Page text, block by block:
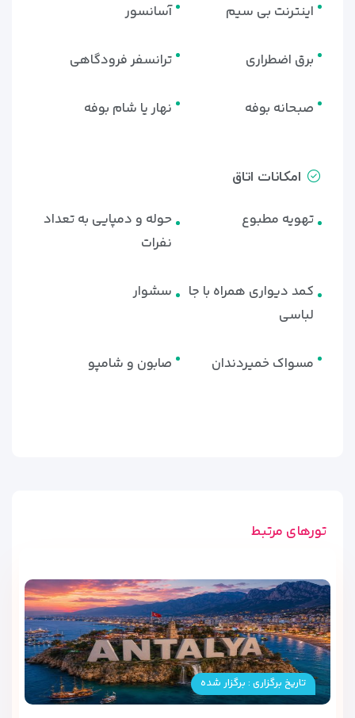
اینترنت بی سیم آسانسور
برق اضطراری ترانسفر فرودگاهی
صبحانه بوفه نهار یا شام بوفه
امکانات اتاق
تهویه مطبوع
حوله و دمپایی به تعداد
نفرات
کمد دیواری همراه با جا
لباسی
سشوار
مسواک خمیردندان صابون و شامپو
تورهای مرتبط
تاریخ برگزاری : برگزار شده